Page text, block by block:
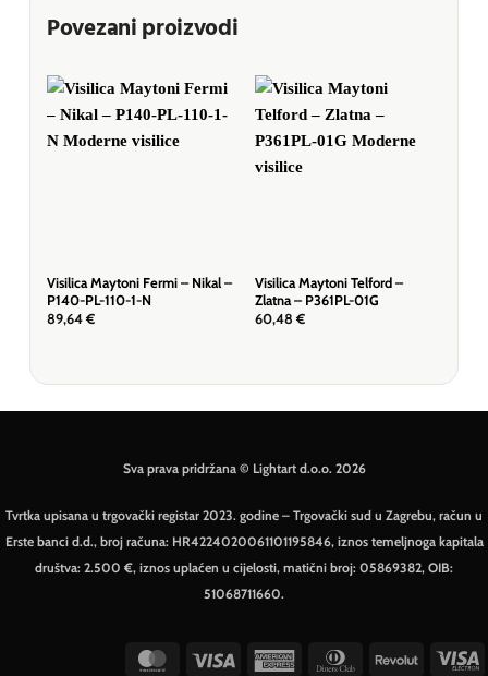
Povezani proizvodi
Visilica Maytoni Fermi – Nikal –
P140-PL-110-1-N
89,64 €
Visilica Maytoni Telford –
Zlatna – P361PL-01G
60,48 €
Sva prava pridržana © Lightart d.o.o. 2026
Tvrtka upisana u trgovački registar 2023. godine – Trgovački sud u Zagrebu, račun u
Erste banci d.d., broj računa: HR4224020061101195846, iznos temeljnoga kapitala
društva: 2.500 €, iznos uplaćen u cijelosti, matični broj: 05869382, OIB:
51068711660.
MasterCardVisa
American
Dinners Revolut